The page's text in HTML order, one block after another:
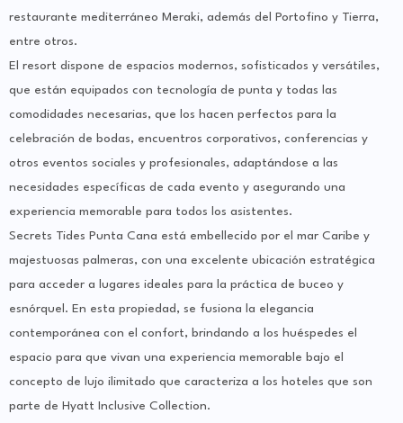
restaurante mediterráneo Meraki, además del Portofino y Tierra,
entre otros.
El resort dispone de espacios modernos, sofisticados y versátiles,
que están equipados con tecnología de punta y todas las
comodidades necesarias, que los hacen perfectos para la
celebración de bodas, encuentros corporativos, conferencias y
otros eventos sociales y profesionales, adaptándose a las
necesidades específicas de cada evento y asegurando una
experiencia memorable para todos los asistentes.
Secrets Tides Punta Cana está embellecido por el mar Caribe y
majestuosas palmeras, con una excelente ubicación estratégica
para acceder a lugares ideales para la práctica de buceo y
esnórquel. En esta propiedad, se fusiona la elegancia
contemporánea con el confort, brindando a los huéspedes el
espacio para que vivan una experiencia memorable bajo el
concepto de lujo ilimitado que caracteriza a los hoteles que son
parte de Hyatt Inclusive Collection.